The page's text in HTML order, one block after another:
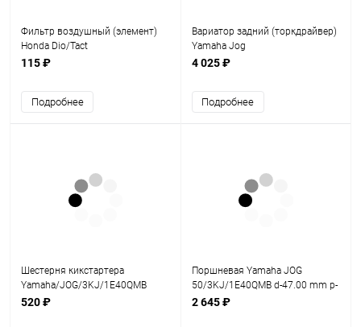
Фильтр воздушный (элемент)
Honda Dio/Tact
115 ₽
Подробнее
Вариатор задний (торкдрайвер)
Yamaha Jog
4 025 ₽
Подробнее
Шестерня кикстартера
Yamaha/JOG/3KJ/1E40QMB
520 ₽
Поршневая Yamaha JOG
50/3KJ/1E40QMB d-47.00 mm p-
10
2 645 ₽